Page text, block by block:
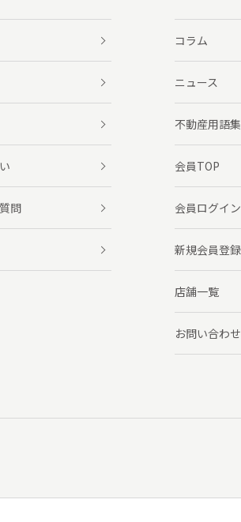
問
コラム
ニュース
不動産用語集
会員TOP
会員ログイン
新規会員登録
店舗一覧
お問い合わせ